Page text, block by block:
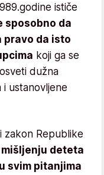
ističe
sposobno da
pravo da isto
koji ga se
dužna
i ustanovljene
zakon Republike
mišljenju deteta
svim pitanjima